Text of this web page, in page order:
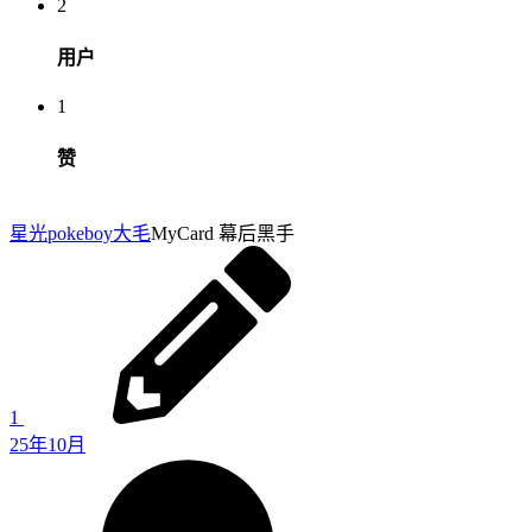
2
用户
1
赞
星光pokeboy大毛MyCard 幕后黑手
1
25年10月